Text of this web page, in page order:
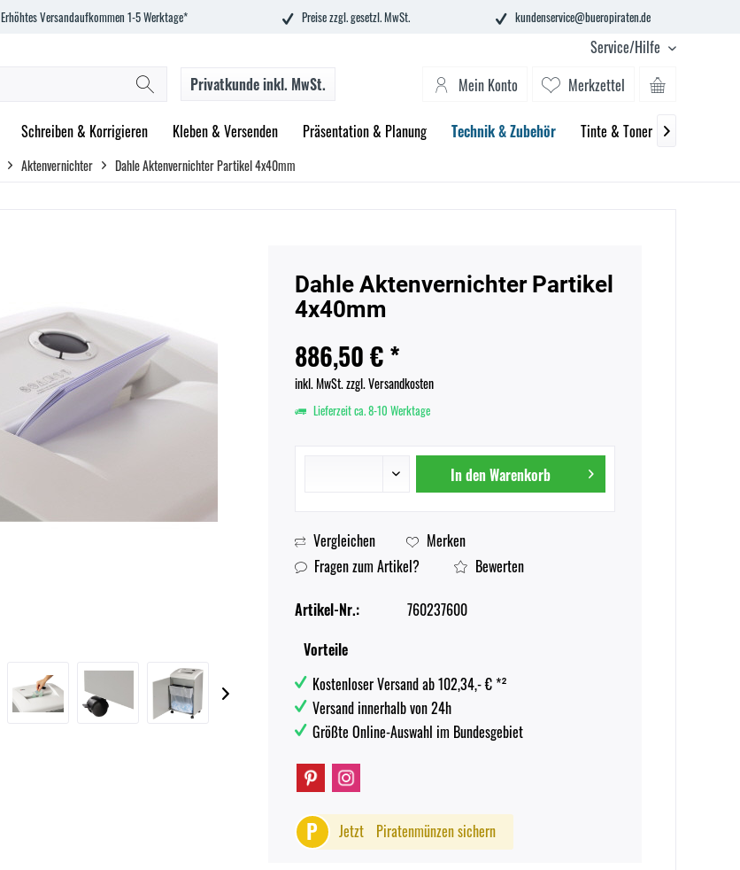
Erhöhtes Versandaufkommen 1-5 Werktage* Preise zzgl. gesetzl. MwSt. kundenservice@bueropiraten.de
Service/Hilfe
Merkzettel
Mein Konto
Privatkundeinkl. MwSt.
Schreiben & Korrigieren Kleben & Versenden Präsentation & Planung Technik & Zubehör Tinte & Toner 
Aktenvernichter Dahle Aktenvernichter Partikel 4x40mm
Dahle Aktenvernichter Partikel
4x40mm
886,50 € *
inkl. MwSt.zzgl. Versandkosten
Lieferzeit ca. 8-10 Werktage
In denWarenkorb
Vergleichen
Merken
Fragen zum Artikel?
Bewerten
Artikel-Nr.:
760237600
Vorteile
Kostenloser Versand ab 102,34,- € *²
Versand innerhalb von 24h
Größte Online-Auswahl im Bundesgebiet
P Jetzt Piratenmünzen sichern